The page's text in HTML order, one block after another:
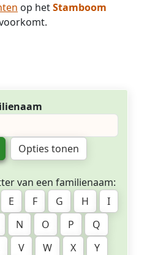
op hetStamboom
Opties tonen
van een familienaam:
E F G H
I
N O P
Q
V W X
Y